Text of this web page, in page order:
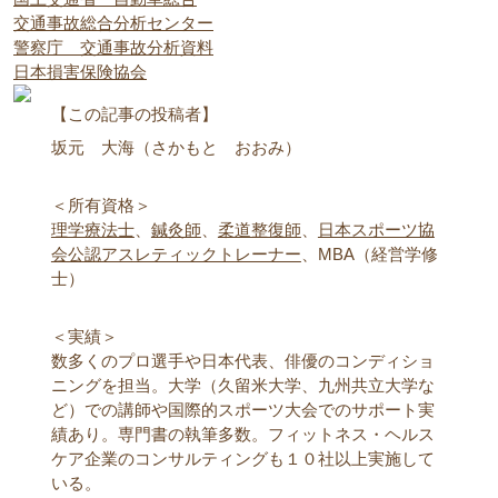
交通事故総合分析センター
警察庁 交通事故分析資料
日本損害保険協会
【この記事の投稿者】
坂元 大海（さかもと おおみ）
＜所有資格＞
理学療法士、 鍼灸師、 柔道整復師、
日本スポーツ協
会公認アスレティックトレーナー、MBA（経営学修
士）
＜実績＞
数多くのプロ選手や日本代表、俳優のコンディショ
ニングを担当。大学（久留米大学、九州共立大学な
ど）での講師や国際的スポーツ大会でのサポート実
績あり。専門書の執筆多数。フィットネス・ヘルス
ケア企業のコンサルティングも１０社以上実施して
いる。